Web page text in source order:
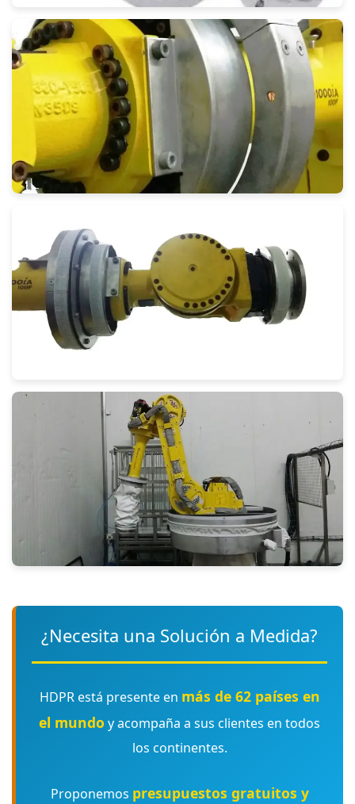
¿Necesita una Solución a Medida?
HDPR está presente en más de 62 países en
el mundo y acompaña a sus clientes en todos
los continentes.
Proponemos presupuestos gratuitos y